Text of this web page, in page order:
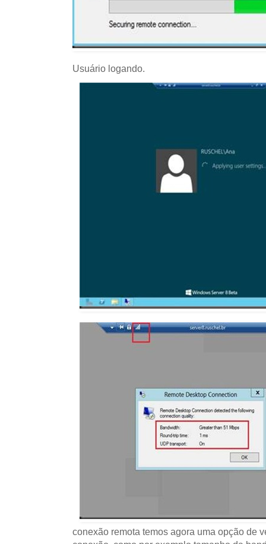
Usuário logando.
conexão remota temos agora uma opção de